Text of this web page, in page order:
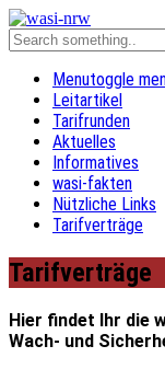
Menutoggle
Leitartikel
Tarifrunden
Aktuelles
Informatives
wasi-fakten
Nützliche Links
Tarifverträge
Tarifverträge
Hier findet Ihr die
Wach- und